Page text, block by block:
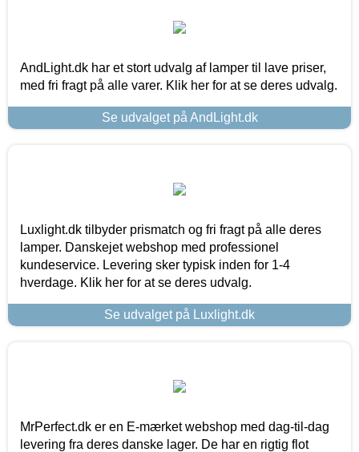
AndLight.dk har et stort udvalg af lamper til lave priser,
med fri fragt på alle varer. Klik her for at se deres udvalg.
Se udvalget på AndLight.dk
Luxlight.dk tilbyder prismatch og fri fragt på alle deres
lamper. Danskejet webshop med professionel
kundeservice. Levering sker typisk inden for 1-4
hverdage. Klik her for at se deres udvalg.
Se udvalget på Luxlight.dk
MrPerfect.dk er en E-mærket webshop med dag-til-dag
levering fra deres danske lager. De har en rigtig flot